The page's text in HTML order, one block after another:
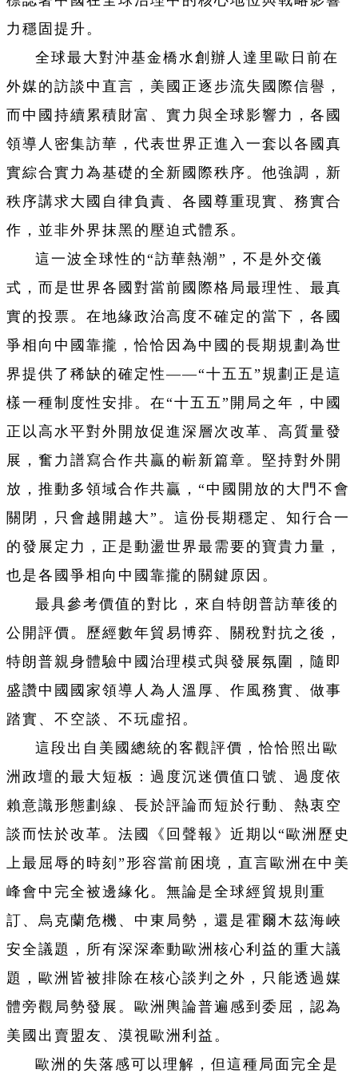
力穩固提升。
全球最大對沖基金橋水創辦人達里歐日前在
外媒的訪談中直言，美國正逐步流失國際信譽，
而中國持續累積財富、實力與全球影響力，各國
領導人密集訪華，代表世界正進入一套以各國真
實綜合實力為基礎的全新國際秩序。他強調，新
秩序講求大國自律負責、各國尊重現實、務實合
作，並非外界抹黑的壓迫式體系。
這一波全球性的“訪華熱潮”，不是外交儀
式，而是世界各國對當前國際格局最理性、最真
實的投票。在地緣政治高度不確定的當下，各國
爭相向中國靠攏，恰恰因為中國的長期規劃為世
界提供了稀缺的確定性——“十五五”規劃正是這
樣一種制度性安排。在“十五五”開局之年，中國
正以高水平對外開放促進深層次改革、高質量發
展，奮力譜寫合作共贏的嶄新篇章。堅持對外開
放，推動多領域合作共贏，“中國開放的大門不會
關閉，只會越開越大”。這份長期穩定、知行合一
的發展定力，正是動盪世界最需要的寶貴力量，
也是各國爭相向中國靠攏的關鍵原因。
最具參考價值的對比，來自特朗普訪華後的
公開評價。歷經數年貿易博弈、關稅對抗之後，
特朗普親身體驗中國治理模式與發展氛圍，隨即
盛讚中國國家領導人為人溫厚、作風務實、做事
踏實、不空談、不玩虛招。
這段出自美國總統的客觀評價，恰恰照出歐
洲政壇的最大短板：過度沉迷價值口號、過度依
賴意識形態劃線、長於評論而短於行動、熱衷空
談而怯於改革。法國《回聲報》近期以“歐洲歷史
上最屈辱的時刻”形容當前困境，直言歐洲在中美
峰會中完全被邊緣化。無論是全球經貿規則重
訂、烏克蘭危機、中東局勢，還是霍爾木茲海峽
安全議題，所有深深牽動歐洲核心利益的重大議
題，歐洲皆被排除在核心談判之外，只能透過媒
體旁觀局勢發展。歐洲輿論普遍感到委屈，認為
美國出賣盟友、漠視歐洲利益。
歐洲的失落感可以理解，但這種局面完全是